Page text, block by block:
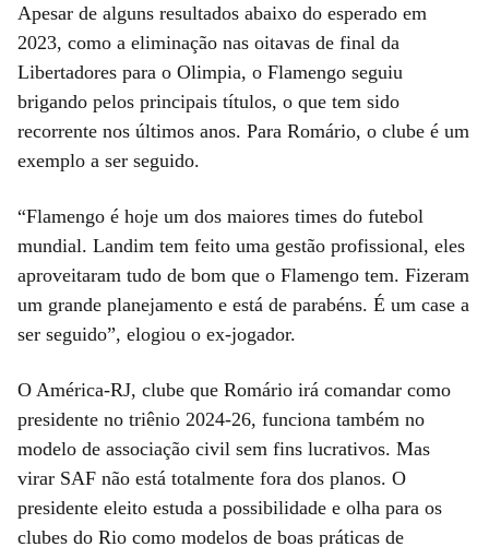
Apesar de alguns resultados abaixo do esperado em
2023, como a eliminação nas oitavas de final da
Libertadores para o Olimpia, o Flamengo seguiu
brigando pelos principais títulos, o que tem sido
recorrente nos últimos anos. Para Romário, o clube é um
exemplo a ser seguido.
“Flamengo é hoje um dos maiores times do futebol
mundial. Landim tem feito uma gestão profissional, eles
aproveitaram tudo de bom que o Flamengo tem. Fizeram
um grande planejamento e está de parabéns. É um case a
ser seguido”, elogiou o ex-jogador.
O América-RJ, clube que Romário irá comandar como
presidente no triênio 2024-26, funciona também no
modelo de associação civil sem fins lucrativos. Mas
virar SAF não está totalmente fora dos planos. O
presidente eleito estuda a possibilidade e olha para os
clubes do Rio como modelos de boas práticas de